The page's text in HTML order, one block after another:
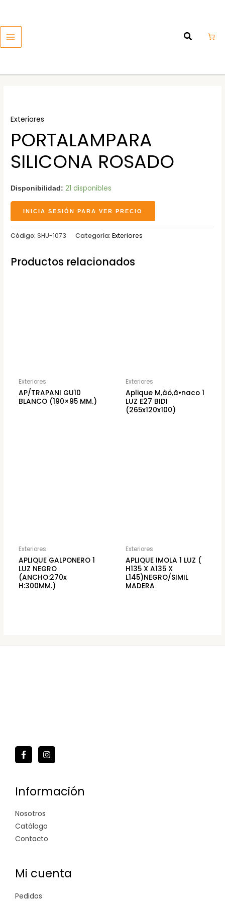
MENU
Exteriores
PORTALAMPARA
SILICONA ROSADO
Disponibilidad: 21 disponibles
INICIA SESIÓN PARA VER PRECIO
Código:SHU-1073 Categoría:Exteriores
Productos relacionados
Exteriores
AP/TRAPANI GU10
BLANCO (190×95 MM.)
Exteriores
Aplique M‚àö‚â•naco 1
LUZ E27 BIDI
(265x120x100)
Exteriores
APLIQUE GALPONERO 1
LUZ NEGRO
(ANCHO:270x
H:300MM.)
Exteriores
APLIQUE IMOLA 1 LUZ (
H135 X A135 X
L145)NEGRO/SIMIL
MADERA
Información
Nosotros
Catálogo
Contacto
Mi cuenta
Pedidos